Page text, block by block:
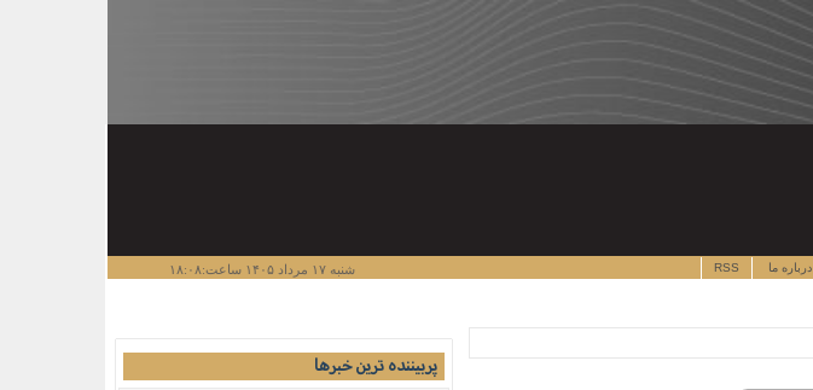
شنبه ۱۷ مرداد ۱۴۰۵ ساعت:۱۸:۰۸ درباره ما RSS
پربیننده ترین خبرها